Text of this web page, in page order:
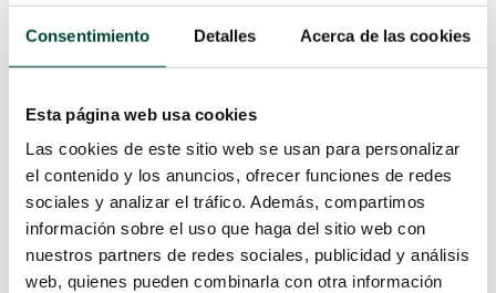
Consentimiento Detalles Acerca de las cookies
Esta página web usa cookies
Las cookies de este sitio web se usan para personalizar
el contenido y los anuncios, ofrecer funciones de redes
sociales y analizar el tráfico. Además, compartimos
información sobre el uso que haga del sitio web con
nuestros partners de redes sociales, publicidad y análisis
web, quienes pueden combinarla con otra información
por Cristina Gómez 27 May 2026
LEER MÁS